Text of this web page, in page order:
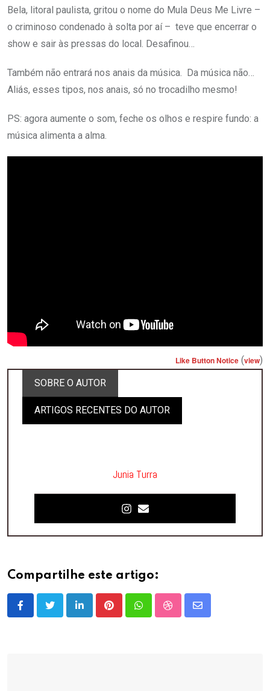
Bela, litoral paulista, gritou o nome do Mula Deus Me Livre –
o criminoso condenado à solta por aí – teve que encerrar o
show e sair às pressas do local. Desafinou…
Também não entrará nos anais da música. Da música não…
Aliás, esses tipos, nos anais, só no trocadilho mesmo!
PS: agora aumente o som, feche os olhos e respire fundo: a
música alimenta a alma.
Like Button Notice (view)
SOBRE O AUTOR
ARTIGOS RECENTES DO AUTOR
Junia Turra
Compartilhe este artigo:
LinkedInPinterestWhatsappStumbleUpon
Share